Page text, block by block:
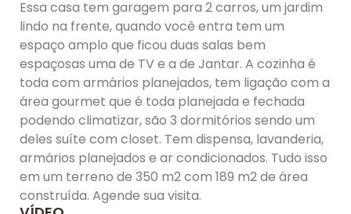
Essa casa tem garagem para 2 carros, um jardim
lindo na frente, quando você entra tem um
espaço amplo que ficou duas salas bem
espaçosas uma de TV e a de Jantar. A cozinha é
toda com armários planejados, tem ligação com a
área gourmet que é toda planejada e fechada
podendo climatizar, são 3 dormitórios sendo um
deles suíte com closet. Tem dispensa, lavanderia,
armários planejados e ar condicionados. Tudo isso
em um terreno de 350 m2 com 189 m2 de área
construída. Agende sua visita.